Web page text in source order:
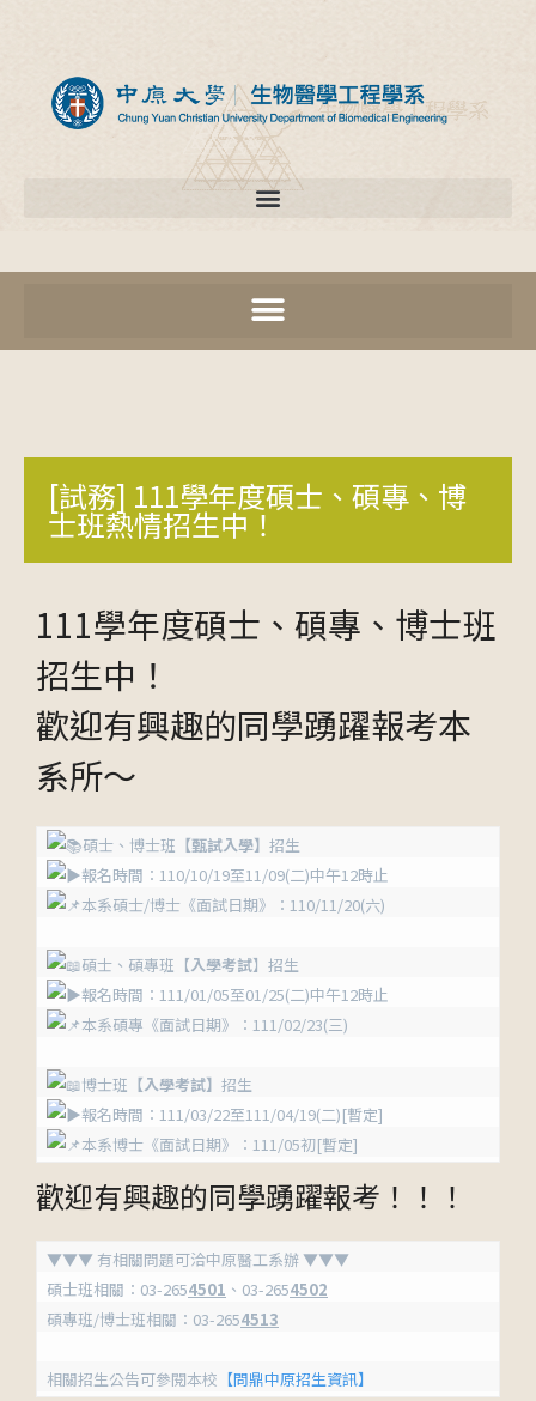
[試務] 111學年度碩士、碩專、博
士班熱情招生中！
111學年度碩士、碩專、博士班
招生中！
歡迎有興趣的同學踴躍報考本
系所～
碩士、博士班 【甄試入學】 招生
報名時間：110/10/19至11/09(二)中午12時止
本系碩士/博士《面試日期》：110/11/20(六)
碩士、碩專班【入學考試】招生
報名時間：111/01/05至01/25(二)中午12時止
本系碩專《面試日期》：111/02/23(三)
博士班 【入學考試】 招生
報名時間：111/03/22至111/04/19(二)[暫定]
本系博士《面試日期》：111/05初[暫定]
歡迎有興趣的同學踴躍報考！！！
▼▼▼ 有相關問題可洽中原醫工系辦 ▼▼▼
碩士班相關：03-2654501 、03-2654502
碩專班/博士班相關：03-2654513
相關招生公告可參閱本校 【問鼎中原招生資訊】